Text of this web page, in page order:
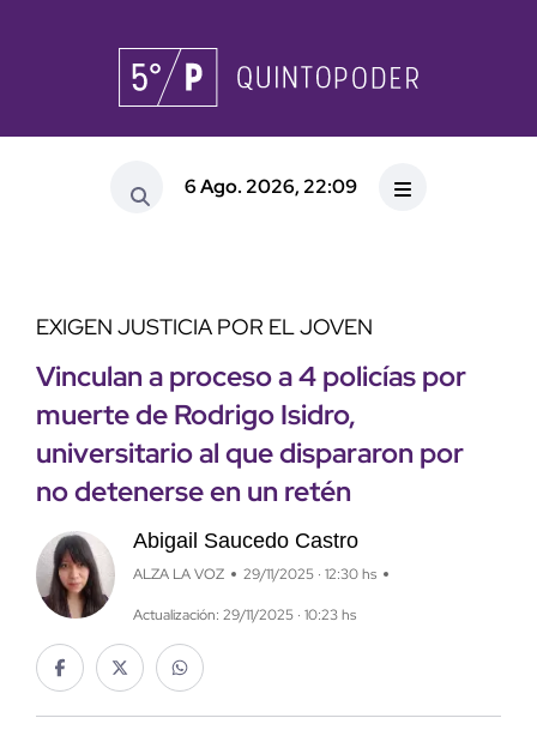
6 Ago. 2026, 22:09
EXIGEN JUSTICIA POR EL JOVEN
Vinculan a proceso a 4 policías por
muerte de Rodrigo Isidro,
universitario al que dispararon por
no detenerse en un retén
Abigail Saucedo Castro
ALZA LA VOZ 29/11/2025 · 12:30 hs
Actualización: 29/11/2025 · 10:23 hs